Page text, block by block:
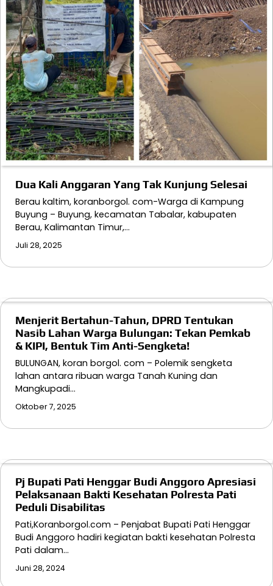
Dua Kali Anggaran Yang Tak Kunjung Selesai
Berau kaltim, koranborgol. com-Warga di Kampung
Buyung – Buyung, kecamatan Tabalar, kabupaten
Berau, Kalimantan Timur,…
Juli 28, 2025
Menjerit Bertahun-Tahun, DPRD Tentukan
Nasib Lahan Warga Bulungan: Tekan Pemkab
& KIPI, Bentuk Tim Anti-Sengketa!
BULUNGAN, koran borgol. com – Polemik sengketa
lahan antara ribuan warga Tanah Kuning dan
Mangkupadi…
Oktober 7, 2025
Pj Bupati Pati Henggar Budi Anggoro Apresiasi
Pelaksanaan Bakti Kesehatan Polresta Pati
Peduli Disabilitas
Pati,Koranborgol.com – Penjabat Bupati Pati Henggar
Budi Anggoro hadiri kegiatan bakti kesehatan Polresta
Pati dalam…
Juni 28, 2024